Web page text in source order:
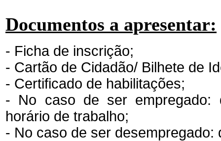
Documentos a apresentar:
- Ficha de inscrição;
- Cartão de Cidadão/ Bilhete de
- Certificado de habilitações;
- No caso de ser empregado:
horário de trabalho;
- No caso de ser desempregado: